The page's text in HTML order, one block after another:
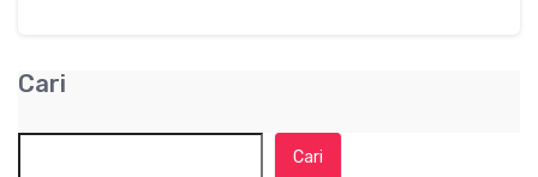
Cari
Cari